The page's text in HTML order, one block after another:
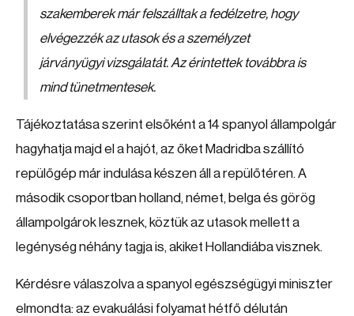
szakemberek már felszálltak a fedélzetre, hogy
elvégezzék az utasok és a személyzet
járványügyi vizsgálatát. Az érintettek továbbra is
mind tünetmentesek.
Tájékoztatása szerint elsőként a 14 spanyol állampolgár
hagyhatja majd el a hajót, az őket Madridba szállító
repülőgép már indulása készen áll a repülőtéren. A
második csoportban holland, német, belga és görög
állampolgárok lesznek, köztük az utasok mellett a
legénység néhány tagja is, akiket Hollandiába visznek.
Kérdésre válaszolva a spanyol egészségügyi miniszter
elmondta: az evakuálási folyamat hétfő délután